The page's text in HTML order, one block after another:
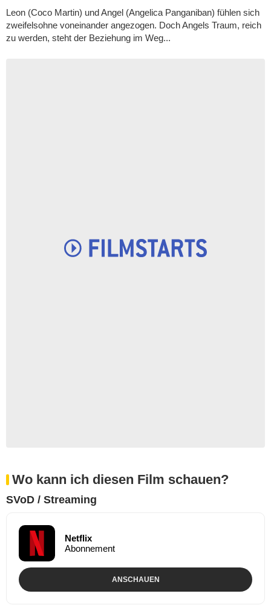
Leon (Coco Martin) und Angel (Angelica Panganiban) fühlen sich
zweifelsohne voneinander angezogen. Doch Angels Traum, reich
zu werden, steht der Beziehung im Weg...
Wo kann ich diesen Film schauen?
SVoD / Streaming
Netflix
Abonnement
ANSCHAUEN